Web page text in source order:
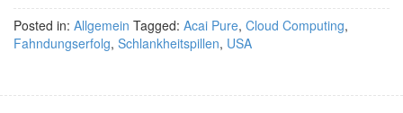
Posted in: Allgemein Tagged: Acai Pure, Cloud Computing,
Fahndungserfolg, Schlankheitspillen, USA